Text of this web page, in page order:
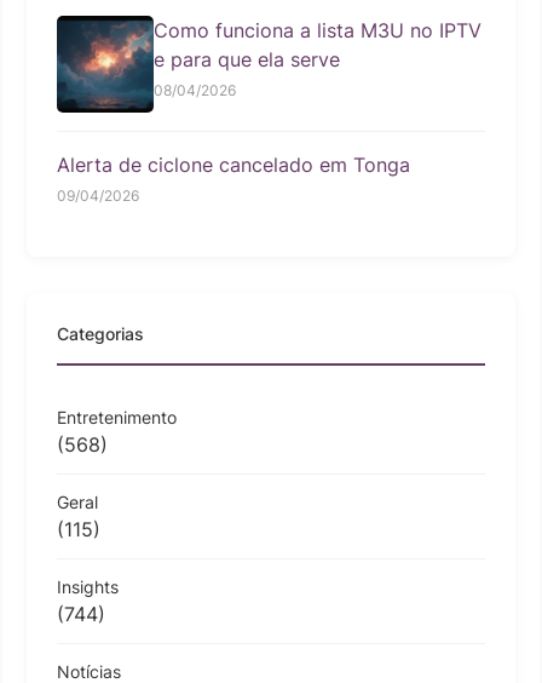
Como funciona a lista M3U no IPTV
e para que ela serve
08/04/2026
Alerta de ciclone cancelado em Tonga
09/04/2026
Categorias
Entretenimento
(568)
Geral
(115)
Insights
(744)
Notícias